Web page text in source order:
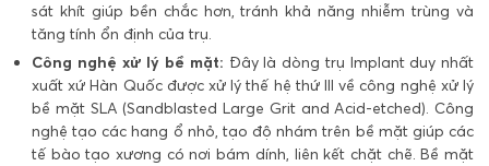
sát khít giúp bền chắc hơn, tránh khả năng nhiễm trùng và
tăng tính ổn định của trụ.
Công nghệ xử lý bề mặt: Đây là dòng trụ Implant duy nhất
xuất xứ Hàn Quốc được xử lý thế hệ thứ III về công nghệ xử lý
bề mặt SLA (Sandblasted Large Grit and Acid-etched). Công
nghệ tạo các hang ổ nhỏ, tạo độ nhám trên bề mặt giúp các
tế bào tạo xương có nơi bám dính, liên kết chặt chẽ. Bề mặt